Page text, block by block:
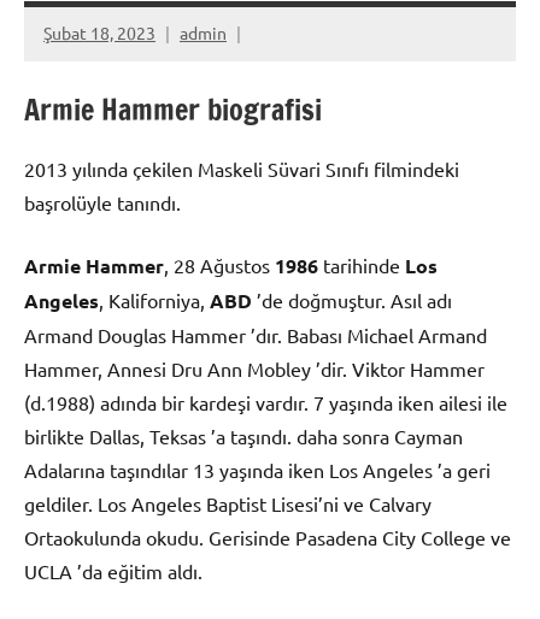
Şubat 18, 2023 admin
Armie Hammer biografisi
2013 yılında çekilen Maskeli Süvari Sınıfı filmindeki
başrolüyle tanındı.
Armie Hammer , 28 Ağustos 1986 tarihinde Los
Angeles , Kaliforniya, ABD ’de doğmuştur. Asıl adı
Armand Douglas Hammer ’dır. Babası Michael Armand
Hammer, Annesi Dru Ann Mobley ’dir. Viktor Hammer
(d.1988) adında bir kardeşi vardır. 7 yaşında iken ailesi ile
birlikte Dallas, Teksas ’a taşındı. daha sonra Cayman
Adalarına taşındılar 13 yaşında iken Los Angeles ’a geri
geldiler. Los Angeles Baptist Lisesi’ni ve Calvary
Ortaokulunda okudu. Gerisinde Pasadena City College ve
UCLA ’da eğitim aldı.